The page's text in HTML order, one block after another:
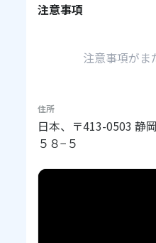
注意事項
注意事項がま
住所
日本、〒413-0503 静
５８−５